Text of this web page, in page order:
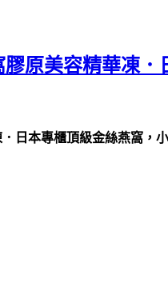
膠原美容精華凍
日本專櫃頂級金絲燕窩，